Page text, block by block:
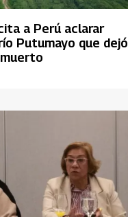
a Perú aclarar
Putumayo que dejó